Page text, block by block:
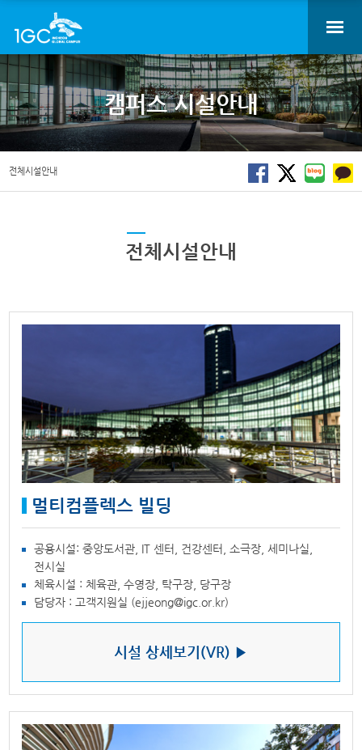
캠퍼스 시설안내
전체시설안내
전체시설안내
멀티컴플렉스 빌딩
공용시설: 중앙도서관, IT 센터, 건강센터, 소극장, 세미나실,
전시실
체육시설 : 체육관, 수영장, 탁구장, 당구장
담당자 : 고객지원실 (ejjeong@igc.or.kr)
시설 상세보기(VR) ▶